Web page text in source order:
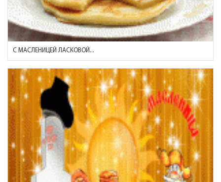
С МАСЛЕНИЦЕЙ ЛАСКОВОЙ...